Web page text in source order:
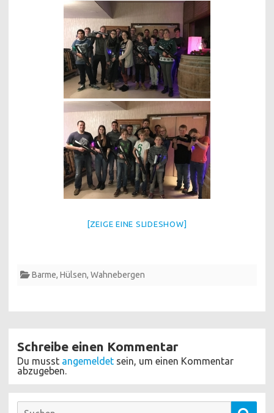
[ZEIGE EINE SLIDESHOW]
Barme, Hülsen, Wahnebergen
Schreibe einen Kommentar
Du musst angemeldet sein, um einen Kommentar
abzugeben.
Suchen